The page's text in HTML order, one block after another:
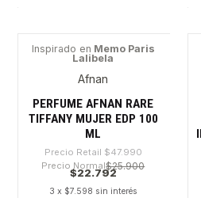
Inspirado en Memo Paris
Lalibela
Afnan
PERFUME AFNAN RARE
TIFFANY MUJER EDP 100
ML
Precio Retail $47.990
Precio Normal$25.900
$22.792
3 x $7.598 sin interés